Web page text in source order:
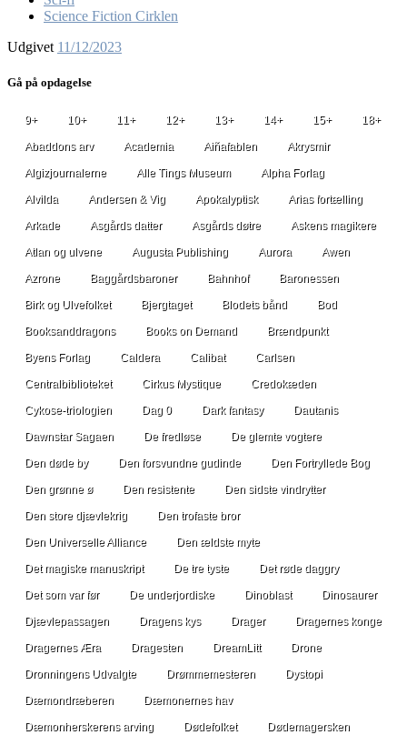
Science Fiction Cirklen
Udgivet 11/12/2023
Gå på opdagelse
9+ 10+ 11+ 12+ 13+ 14+ 15+ 18+
Abaddons arv Academia Aiñafablen Akrysmir
Algizjournalerne Alle Tings Museum Alpha Forlag
Alvilda Andersen & Vig Apokalyptisk Arias fortælling
Arkade Asgårds datter Asgårds døtre Askens magikere
Atlan og ulvene Augusta Publishing Aurora Awen
Azrone Baggårdsbaroner Bahnhof Baronessen
Birk og Ulvefolket Bjergtaget Blodets bånd Bod
Booksanddragons Books on Demand Brændpunkt
Byens Forlag Caldera Calibat Carlsen
Centralbiblioteket Cirkus Mystique Credokæden
Cykose-triologien Dag 0 Dark fantasy Dautanis
Dawnstar Sagaen De fredløse De glemte vogtere
Den døde by Den forsvundne gudinde Den Fortryllede Bog
Den grønne ø Den resistente Den sidste vindrytter
Den store djævlekrig Den trofaste bror
Den Universelle Alliance Den ældste myte
Det magiske manuskript De tre tyste Det røde daggry
Det som var før De underjordiske Dinoblast Dinosaurer
Djævlepassagen Dragens kys Drager Dragernes konge
Dragernes Æra Dragesten DreamLitt Drone
Dronningens Udvalgte Drømmemesteren Dystopi
Dæmondræberen Dæmonernes hav
Dæmonherskerens arving Dødefolket Dødemagersken